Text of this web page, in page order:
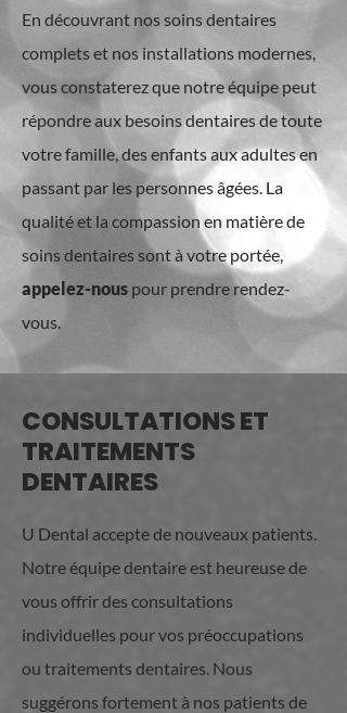
En découvrant nos soins dentaires
complets et nos installations modernes,
vous constaterez que notre équipe peut
répondre aux besoins dentaires de toute
votre famille, des enfants aux adultes en
passant par les personnes âgées. La
qualité et la compassion en matière de
soins dentaires sont à votre portée,
appelez-nous pour prendre rendez-
vous.
CONSULTATIONS ET
TRAITEMENTS
DENTAIRES
U Dental accepte de nouveaux patients.
Notre équipe dentaire est heureuse de
vous offrir des consultations
individuelles pour vos préoccupations
ou traitements dentaires. Nous
suggérons fortement à nos patients de